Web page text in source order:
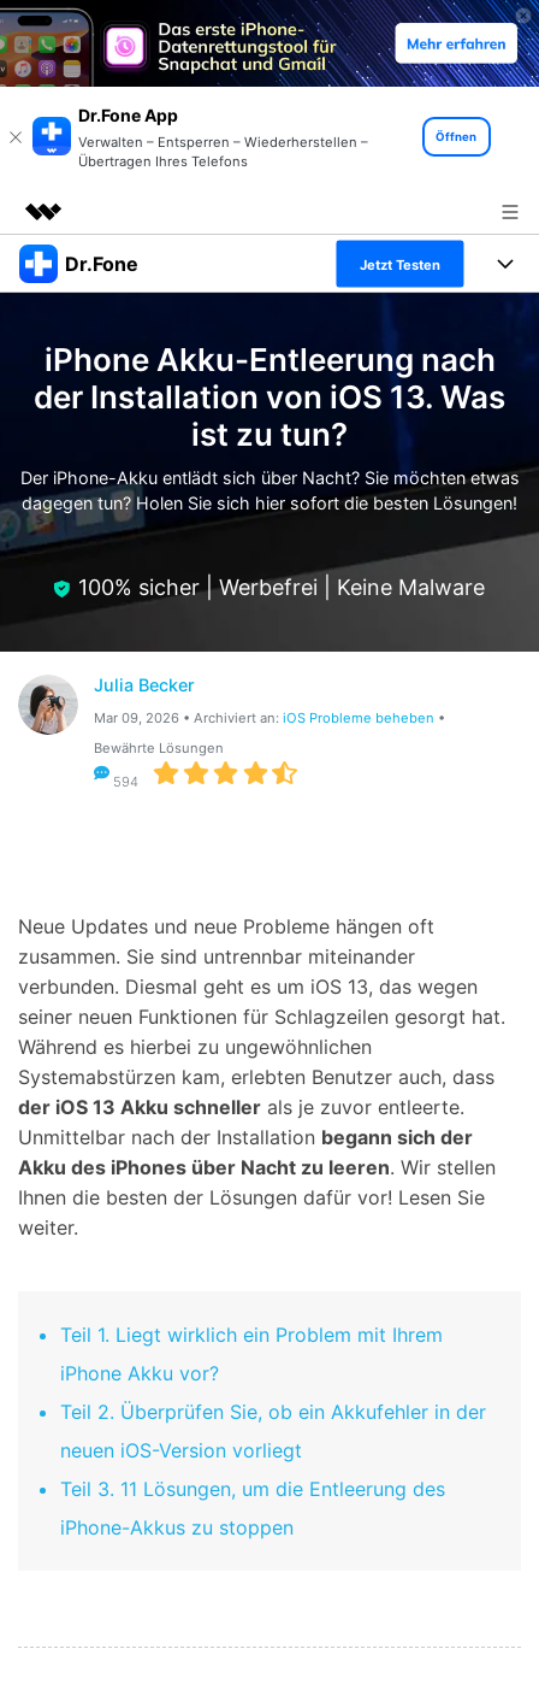
Dr.Fone App
Verwalten – Entsperren – Wiederherstellen –
Übertragen Ihres Telefons
Öffnen
Top-Produkte
Dienstprogramme
Überblick
Lösungen
Über uns
Shop
Dr.Fone Jetzt Testen
Alles-in-einem-Toolkit
Weitere Tools und Apps
Full Toolkit anzeigen >
Lösungen
Entdecken Sie weitere Dr.Fone-Lösungen
Lernen und Unterstützung
Ressourcen & Lernen
Android 16 FRP-Umgehung
DOWNLOAD Anmelden
Suchen
iPhone Akku-Entleerung nach
der Installation von iOS 13. Was
ist zu tun?
Der iPhone-Akku entlädt sich über Nacht? Sie möchten etwas
dagegen tun? Holen Sie sich hier sofort die besten Lösungen!
100% sicher | Werbefrei | Keine Malware
Julia Becker
Mar 09, 2026 • Archiviert an: iOS Probleme beheben •
Bewährte Lösungen
594
Neue Updates und neue Probleme hängen oft
zusammen. Sie sind untrennbar miteinander
verbunden. Diesmal geht es um iOS 13, das wegen
seiner neuen Funktionen für Schlagzeilen gesorgt hat.
Während es hierbei zu ungewöhnlichen
Systemabstürzen kam, erlebten Benutzer auch, dass
der iOS 13 Akku schneller als je zuvor entleerte.
Unmittelbar nach der Installation begann sich der
Akku des iPhones über Nacht zu leeren. Wir stellen
Ihnen die besten der Lösungen dafür vor! Lesen Sie
weiter.
Teil 1. Liegt wirklich ein Problem mit Ihrem
iPhone Akku vor?
Teil 2. Überprüfen Sie, ob ein Akkufehler in der
neuen iOS-Version vorliegt
Teil 3. 11 Lösungen, um die Entleerung des
iPhone-Akkus zu stoppen